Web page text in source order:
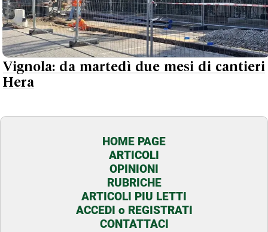
Vignola: da martedì due mesi di cantieri
Hera
HOME PAGE
ARTICOLI
OPINIONI
RUBRICHE
ARTICOLI PIU LETTI
ACCEDI o REGISTRATI
CONTATTACI